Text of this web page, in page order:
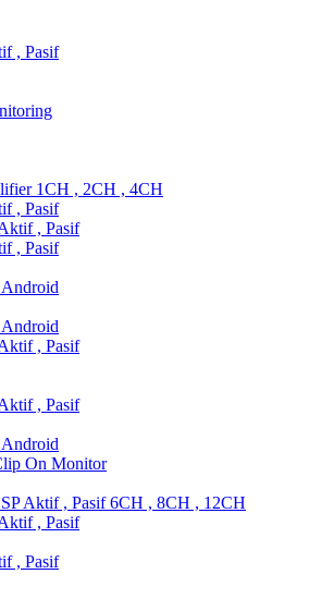
, Pasif
1CH , 2CH , 4CH
, Pasif
, Pasif
, Pasif
, Pasif
, Pasif
On Monitor
Aktif , Pasif 6CH , 8CH , 12CH
, Pasif
, Pasif